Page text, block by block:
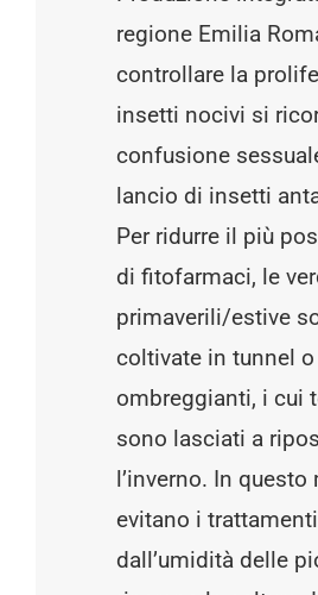
regione Emilia
controllare la
insetti nocivi si
confusione
lancio di insetti
Per ridurre il più
di fitofarmaci, le
primaverili/estive
coltivate in tunnel
ombreggianti, i cui
sono lasciati a
l’inverno. In questo
evitano i
dall’umidità delle